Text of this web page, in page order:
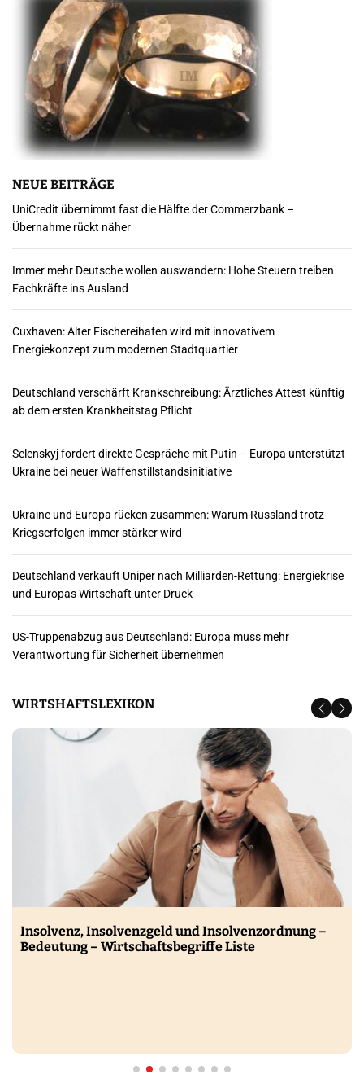
m
m
e
r
i
e
r
u
n
g
d
e
r
B
e
i
t
ä
NEUE BEITRÄGE
UniCredit übernimmt fast die Hälfte der Commerzbank –
Übernahme rückt näher
Immer mehr Deutsche wollen auswandern: Hohe Steuern treiben
Fachkräfte ins Ausland
Cuxhaven: Alter Fischereihafen wird mit innovativem
Energiekonzept zum modernen Stadtquartier
Deutschland verschärft Krankschreibung: Ärztliches Attest künftig
ab dem ersten Krankheitstag Pflicht
Selenskyj fordert direkte Gespräche mit Putin – Europa unterstützt
Ukraine bei neuer Waffenstillstandsinitiative
Ukraine und Europa rücken zusammen: Warum Russland trotz
Kriegserfolgen immer stärker wird
Deutschland verkauft Uniper nach Milliarden-Rettung: Energiekrise
und Europas Wirtschaft unter Druck
US-Truppenabzug aus Deutschland: Europa muss mehr
Verantwortung für Sicherheit übernehmen
WIRTSHAFTSLEXIKON
Insolvenz, Insolvenzgeld und Insolvenzordnung –
Bedeutung – Wirtschaftsbegriffe Liste